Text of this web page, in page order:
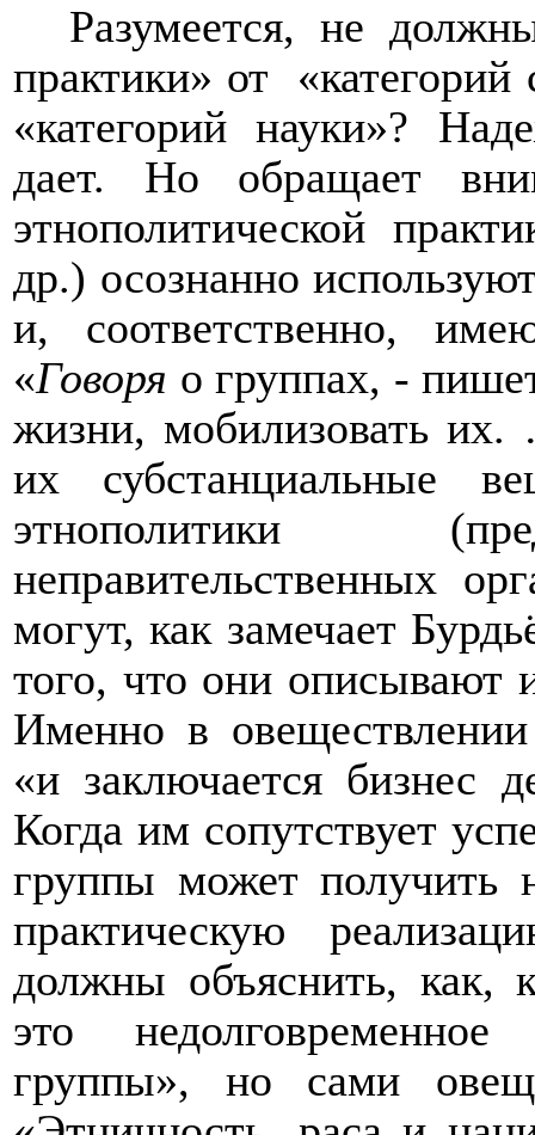
Разумеется, не
практики» от
«категорий науки»?
дает. Но обращает
этнополитической
др.) осознанно
и, соответственно,
«Говоря о группах, -
жизни, мобилизовать
их субстанциальные
этнополитики
неправительственных
могут, как замечает
того, что они описывают
Именно в
«и заключается бизнес
Когда им сопутствует
группы может получить
практическую
должны объяснить, как,
это недолговременное
группы», но сами